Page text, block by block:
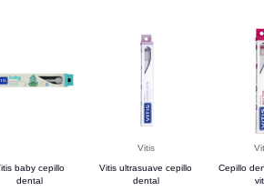
baby cepillo
dental
Vitis
Vitis ultrasuave cepillo
dental
Cepillo